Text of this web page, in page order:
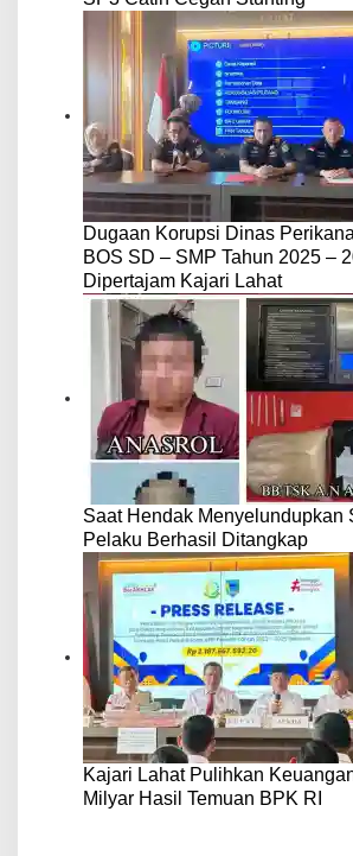
Dugaan Korupsi Dinas
BOS SD – SMP Tahun 2025 –
Dipertajam Kajari Lahat
Saat Hendak Menyelundupkan
Pelaku Berhasil Ditangkap
Kajari Lahat Pulihkan
Milyar Hasil Temuan BPK RI